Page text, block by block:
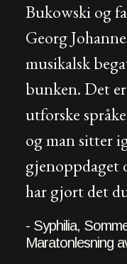
Bukowski og
Georg
musikalsk
bunken. Det
utforske
og man sitter
gjenoppdaget
har gjort det
- Syphilia,
Maratonlesning